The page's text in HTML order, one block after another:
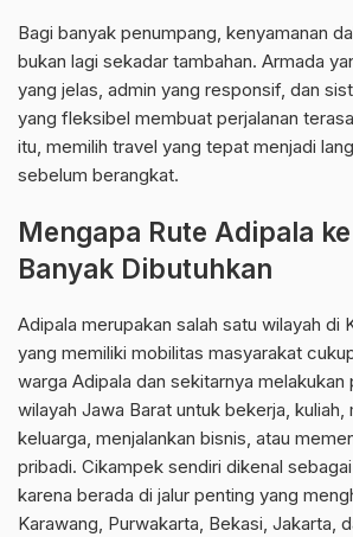
Bagi banyak penumpang, kenyamanan
bukan lagi sekadar tambahan. Armada
yang jelas, admin yang responsif, dan
yang fleksibel membuat perjalanan
itu, memilih travel yang tepat menjadi
sebelum berangkat.
Mengapa Rute Adipala
Banyak Dibutuhkan
Adipala merupakan salah satu wilayah di
yang memiliki mobilitas masyarakat
warga Adipala dan sekitarnya melakukan
wilayah Jawa Barat untuk bekerja, kuliah,
keluarga, menjalankan bisnis, atau
pribadi. Cikampek sendiri dikenal
karena berada di jalur penting yang
Karawang, Purwakarta, Bekasi, Jakarta,